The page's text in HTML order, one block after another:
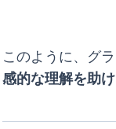
このように、グ
感的な理解を助